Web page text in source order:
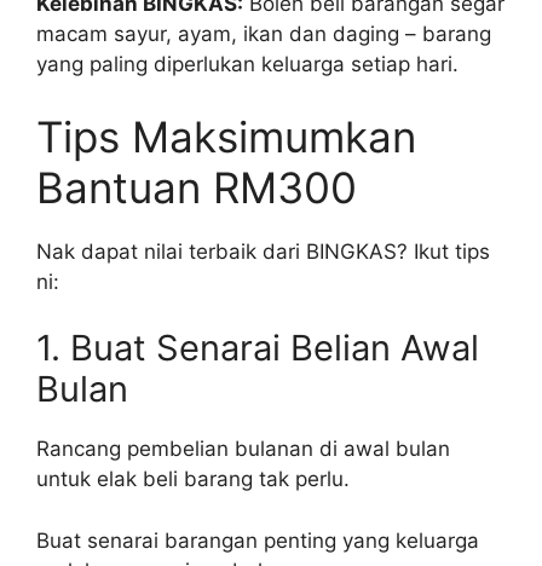
macam sayur, ayam, ikan dan daging – barang
yang paling diperlukan keluarga setiap hari.
Tips Maksimumkan
Bantuan RM300
Nak dapat nilai terbaik dari BINGKAS? Ikut tips
ni:
1. Buat Senarai Belian Awal
Bulan
Rancang pembelian bulanan di awal bulan
untuk elak beli barang tak perlu.
Buat senarai barangan penting yang keluarga